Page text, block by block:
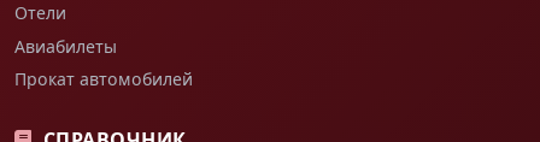
Отели
Авиабилеты
Прокат автомобилей